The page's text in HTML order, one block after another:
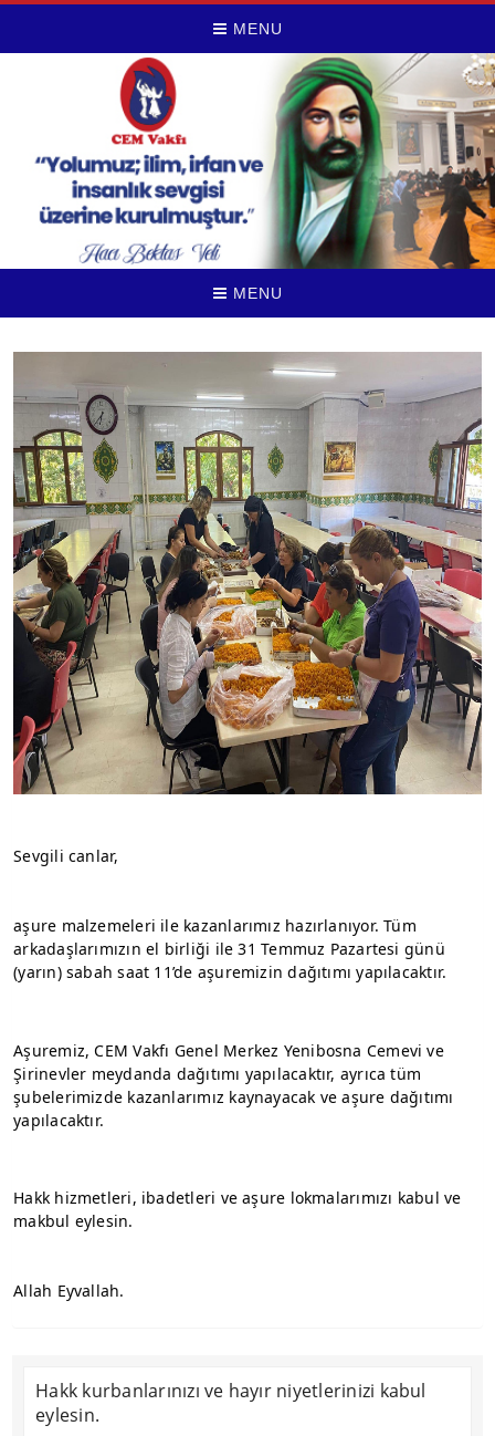
MENU
MENU
Sevgili canlar,
aşure malzemeleri ile kazanlarımız hazırlanıyor. Tüm
arkadaşlarımızın el birliği ile 31 Temmuz Pazartesi günü
(yarın) sabah saat 11’de aşuremizin dağıtımı yapılacaktır.
Aşuremiz, CEM Vakfı Genel Merkez Yenibosna Cemevi ve
Şirinevler meydanda dağıtımı yapılacaktır, ayrıca tüm
şubelerimizde kazanlarımız kaynayacak ve aşure dağıtımı
yapılacaktır.
Hakk hizmetleri, ibadetleri ve aşure lokmalarımızı kabul ve
makbul eylesin.
Allah Eyvallah.
Hakk kurbanlarınızı ve hayır niyetlerinizi kabul
eylesin.